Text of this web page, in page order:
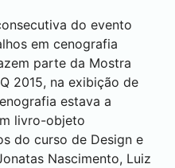
do evento
em cenografia
parte da Mostra
2015, na exibição de
estava a
livro-objeto
do curso de Design e
Nascimento, Luiz